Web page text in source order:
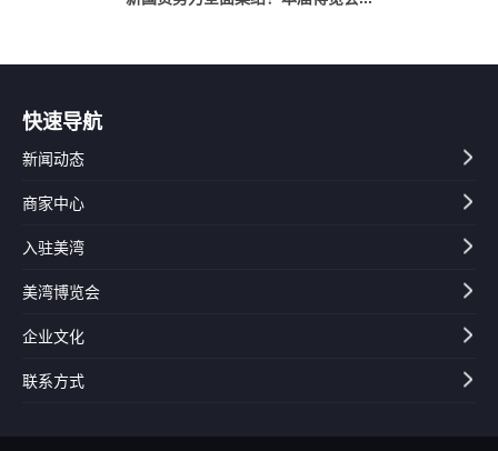
快速导航
新闻动态
商家中心
入驻美湾
美湾博览会
企业文化
联系方式